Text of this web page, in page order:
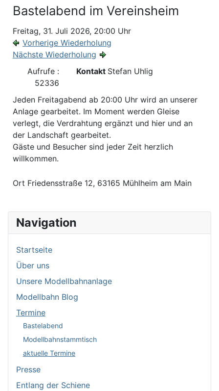
Bastelabend im Vereinsheim
Freitag, 31. Juli 2026, 20:00 Uhr
Vorherige Wiederholung
Nächste Wiederholung
Aufrufe :
52336
Kontakt Stefan Uhlig
Jeden Freitagabend ab 20:00 Uhr wird an unserer
Anlage gearbeitet. Im Moment werden Gleise
verlegt, die Verdrahtung ergänzt und hier und an
der Landschaft gearbeitet.
Gäste und Besucher sind jeder Zeit herzlich
willkommen.
Ort Friedensstraße 12, 63165 Mühlheim am Main
Navigation
Startseite
Über uns
Unsere Modellbahnanlage
Modellbahn Blog
Termine
Bastelabend
Modellbahnstammtisch
aktuelle Termine
Presse
Entlang der Schiene